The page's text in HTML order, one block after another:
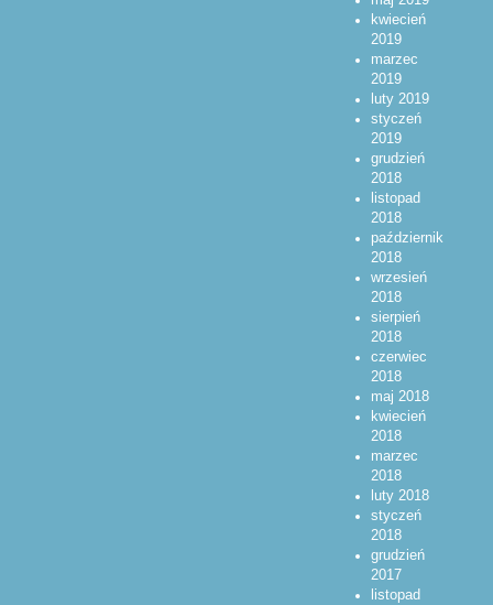
kwiecień
2019
marzec
2019
luty 2019
styczeń
2019
grudzień
2018
listopad
2018
październik
2018
wrzesień
2018
sierpień
2018
czerwiec
2018
maj 2018
kwiecień
2018
marzec
2018
luty 2018
styczeń
2018
grudzień
2017
listopad